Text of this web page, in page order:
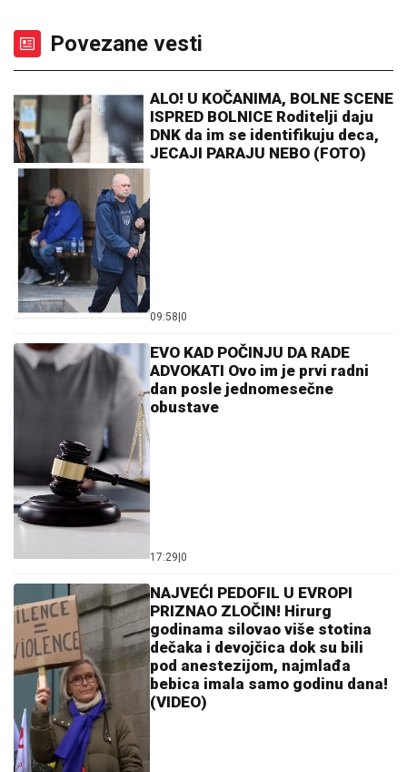
Povezane vesti
ALO! U KOČANIMA, BOLNE SCENE
ISPRED BOLNICE Roditelji daju
DNK da im se identifikuju deca,
JECAJI PARAJU NEBO (FOTO)
09:58 0
EVO KAD POČINJU DA RADE
ADVOKATI Ovo im je prvi radni
dan posle jednomesečne
obustave
17:29 0
NAJVEĆI PEDOFIL U EVROPI
PRIZNAO ZLOČIN! Hirurg
godinama silovao više stotina
dečaka i devojčica dok su bili
pod anestezijom, najmlađa
bebica imala samo godinu dana!
(VIDEO)